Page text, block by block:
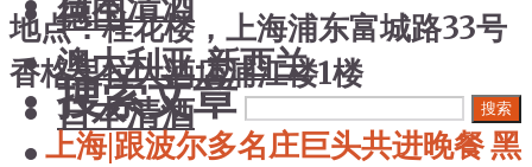
搜索文章 搜索
德国
澳大利亚-新西兰
日本清酒
地点：桂花楼，上海浦东富城路33号
香格里拉大酒店浦江楼1楼
上海|跟波尔多名庄巨头共进晚餐 黑